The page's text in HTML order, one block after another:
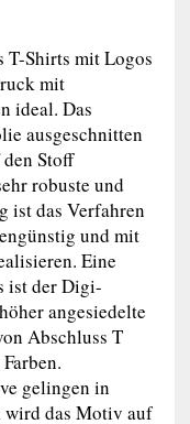
T-Shirts mit Logos
mit
ideal. Das
ausgeschnitten
Stoff
robuste und
ist das Verfahren
und mit
Eine
ist der Digi-
angesiedelte
Abschluss T
gelingen in
wird das Motiv auf